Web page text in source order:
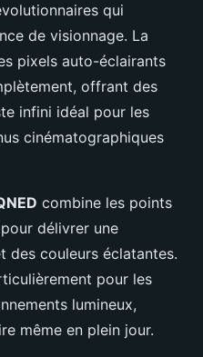
qui
de visionnage. La
pixels auto-éclairants
offrant des
infini idéal pour les
cinématographiques
combine les points
délivrer une
des couleurs éclatantes.
pour les
lumineux,
même en plein jour.